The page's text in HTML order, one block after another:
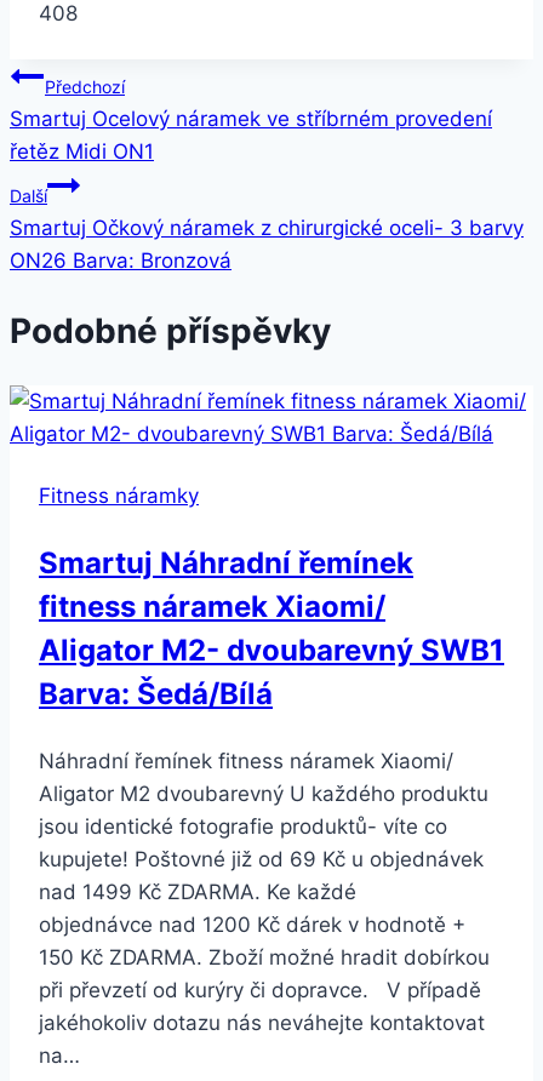
408
Navigace
pro
příspěvek
Předchozí
Smartuj Ocelový náramek ve stříbrném provedení
řetěz Midi ON1
Další
Smartuj Očkový náramek z chirurgické oceli- 3 barvy
ON26 Barva: Bronzová
Podobné příspěvky
Fitness náramky
Smartuj Náhradní řemínek
fitness náramek Xiaomi/
Aligator M2- dvoubarevný SWB1
Barva: Šedá/Bílá
Náhradní řemínek fitness náramek Xiaomi/
Aligator M2 dvoubarevný U každého produktu
jsou identické fotografie produktů- víte co
kupujete! Poštovné již od 69 Kč u objednávek
nad 1499 Kč ZDARMA. Ke každé
objednávce nad 1200 Kč dárek v hodnotě +
150 Kč ZDARMA. Zboží možné hradit dobírkou
při převzetí od kurýry či dopravce. V případě
jakéhokoliv dotazu nás neváhejte kontaktovat
na…